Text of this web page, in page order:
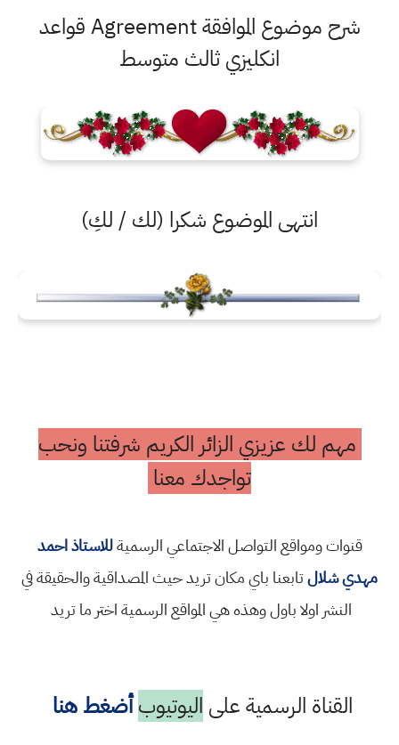
شرح موضوع الموافقة Agreement قواعد
انكليزي ثالث متوسط
انتهى الموضوع شكرا (لك / لكِ)
مهم لك عزيزي الزائر الكريم شرفتنا ونحب
تواجدك معنا
قنوات ومواقع التواصل الاجتماعي الرسميةللاستاذ احمد
مهدي شلالتابعنا باي مكان تريد حيث المصداقية والحقيقة في
النشر اولا باول وهذه هي المواقع الرسمية اختر ما تريد
القناة الرسمية على اليوتيوب أضغط هنا